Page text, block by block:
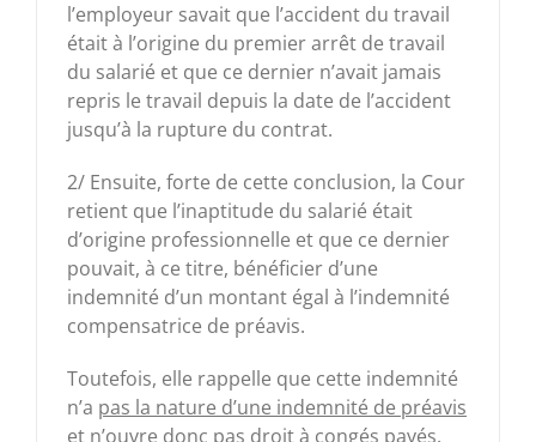
l’employeur savait que l’accident du travail
était à l’origine du premier arrêt de travail
du salarié et que ce dernier n’avait jamais
repris le travail depuis la date de l’accident
jusqu’à la rupture du contrat.
2/ Ensuite, forte de cette conclusion, la Cour
retient que l’inaptitude du salarié était
d’origine professionnelle et que ce dernier
pouvait, à ce titre, bénéficier d’une
indemnité d’un montant égal à l’indemnité
compensatrice de préavis.
Toutefois, elle rappelle que cette indemnité
n’a pas la nature d’une indemnité de préavis
et n’ouvre donc pas droit à congés payés.